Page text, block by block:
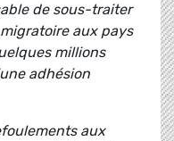
de sous-traiter
aux pays
millions
adhésion
aux